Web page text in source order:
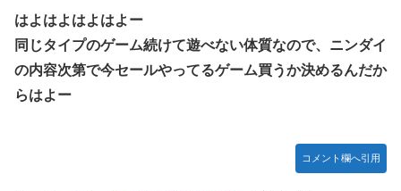
はよはよはよはよー
同じタイプのゲーム続けて遊べない体質なので、ニンダイ
の内容次第で今セールやってるゲーム買うか決めるんだか
らはよー
コメント欄へ引用